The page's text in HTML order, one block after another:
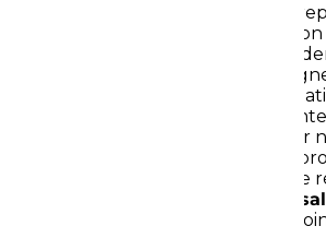
De par son expérience, notre
montre précise et sérieuse dans
serons toujours à l’écoute de vos
projets de façon à vous
ailleurs, malgré la variété de
vous aurez toujours affaire à un
unique. Cela permettra de faciliter
faisant appel à Rénov Style, vous
prestations de choix en matière de
entreprise de rénovation à
assiduité pour répondre à vos